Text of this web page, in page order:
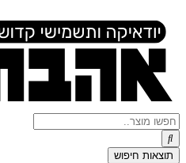
Search
...
תוצאות חיפוש